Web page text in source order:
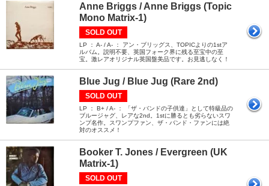
Anne Briggs / Anne Briggs (Topic
Mono Matrix-1)
SOLD OUT
LP ： A- / A- ： アン・ブリッグス、TOPICよりの1stア
ルバム。説明不要、英国フォーク界に残る至宝中の至
宝。激レアオリジナル英国盤美品です。お見逃しなく！
Blue Jug / Blue Jug (Rare 2nd)
SOLD OUT
LP ： B+ / A- ： 「ザ・バンドの子供達」として特級品の
ブルージャグ、レアな2nd。1stに勝るとも劣らないスワ
ンプ名作。スワンプファン、ザ・バンド・ファンには絶
対のオススメ！
Booker T. Jones / Evergreen (UK
Matrix-1)
SOLD OUT